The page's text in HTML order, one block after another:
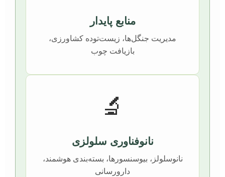
منابع پایدار
مدیریت جنگل‌ها، زیست‌توده کشاورزی،
بازیافت چوب
🔬
نانوفناوری سلولزی
نانوسلولز، بیوسنسورها، بسته‌بندی هوشمند،
دارورسانی